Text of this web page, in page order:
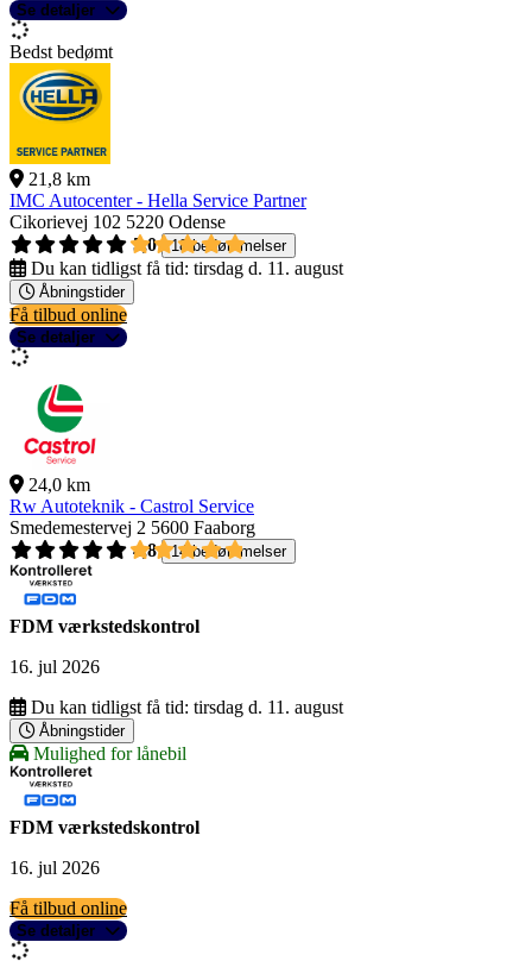
Se detaljer
Bedst bedømt
21,8 km
IMC Autocenter - Hella Service Partner
Cikorievej 102 5220 Odense
5,0
18 bedømmelser
Du kan tidligst få tid: tirsdag d. 11. august
Åbningstider
Få tilbud online
Se detaljer
24,0 km
Rw Autoteknik - Castrol Service
Smedemestervej 2 5600 Faaborg
4,8
14 bedømmelser
FDM værkstedskontrol
16. jul 2026
Du kan tidligst få tid: tirsdag d. 11. august
Åbningstider
Mulighed for lånebil
FDM værkstedskontrol
16. jul 2026
Få tilbud online
Se detaljer